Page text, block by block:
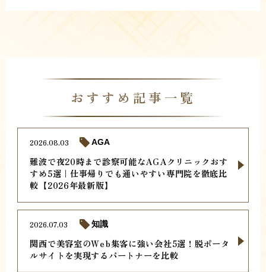
おすすめ記事一覧
難波で夜20時まで診察可能なAGAクリニックおす
すめ5選｜仕事帰りでも通いやすい専門院を徹底比
較【2026年最新版】
2026.08.03 AGA
関西で美容室のWeb集客に強い会社5選！脱ポータ
ルサイトを実現するパートナーを比較
2026.07.03 知識